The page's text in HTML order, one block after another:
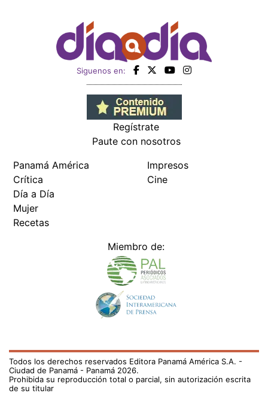
Siguenos en:
Regístrate
Paute con nosotros
Panamá América
Crítica
Día a Día
Mujer
Recetas
Impresos
Cine
Miembro de:
Todos los derechos reservados Editora Panamá América S.A. -
Ciudad de Panamá - Panamá 2026.
Prohibida su reproducción total o parcial, sin autorización escrita
de su titular